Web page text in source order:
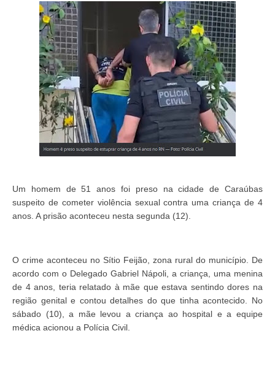
Um homem de 51 anos foi preso na cidade de Caraúbas
suspeito de cometer violência sexual contra uma criança de 4
anos. A prisão aconteceu nesta segunda (12).
O crime aconteceu no Sítio Feijão, zona rural do município. De
acordo com o Delegado Gabriel Nápoli, a criança, uma menina
de 4 anos, teria relatado à mãe que estava sentindo dores na
região genital e contou detalhes do que tinha acontecido. No
sábado (10), a mãe levou a criança ao hospital e a equipe
médica acionou a Polícia Civil.